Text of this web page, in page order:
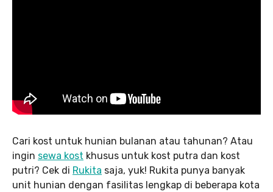
Cari kost untuk hunian bulanan atau tahunan? Atau
ingin sewa kost khusus untuk kost putra dan kost
putri? Cek di Rukita saja, yuk! Rukita punya banyak
unit hunian dengan fasilitas lengkap di beberapa kota